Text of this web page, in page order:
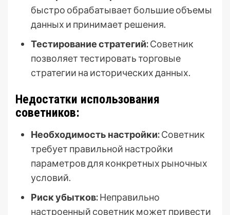
быстро обрабатывает большие объемы
данных и принимает решения.
Тестирование стратегий:Советник
позволяет тестировать торговые
стратегии на исторических данных.
Недостатки использования
советников:
Необходимость настройки:Советник
требует правильной настройки
параметров для конкретных рыночных
условий.
Риск убытков:Неправильно
настроенный советник может привести